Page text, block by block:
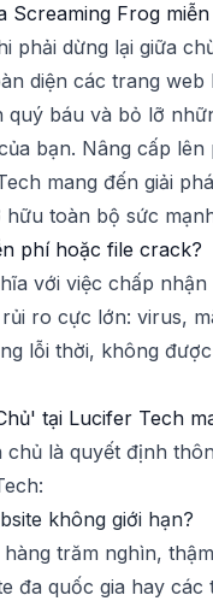
Screaming Frog
phải dừng lại giữa
diện các trang
báu và bỏ lỡ
bạn. Nâng cấp
mang đến giải
toàn bộ sức
phí hoặc file crack?
với việc chấp
ro cực lớn: virus,
lỗi thời, không
tại Lucifer Tech
là quyết định
không giới hạn?
trăm nghìn,
đa quốc gia hay